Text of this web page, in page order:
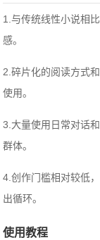
1.与传统线性小说相
感。
2.碎片化的阅读方式
使用。
3.大量使用日常对话
群体。
4.创作门槛相对较低
出循环。
使用教程